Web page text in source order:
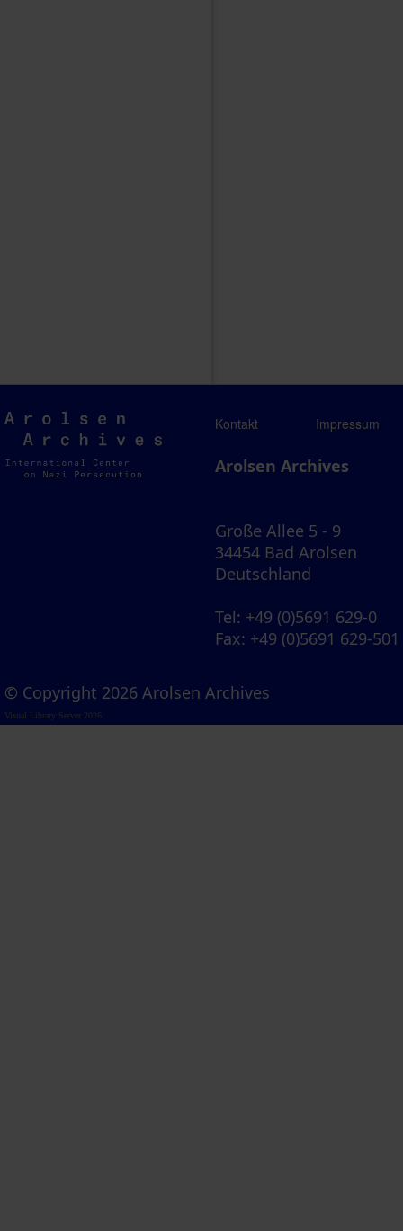
Arolsen
Archives
Kontakt Impressum
Arolsen Archives
Große Allee 5 - 9
34454 Bad Arolsen
Deutschland
Tel: +49 (0)5691 629-0
Fax: +49 (0)5691 629-501
© Copyright 2026 Arolsen Archives
Visual Library Server 2026